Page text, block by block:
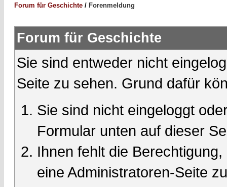
Forum für Geschichte / Forenmeldung
Forum für Geschichte
Sie sind entweder nicht
Seite zu sehen. Grund dafür
Sie sind nicht eingeloggt
Formular unten auf dieser
Ihnen fehlt die
eine Administratoren-Seite